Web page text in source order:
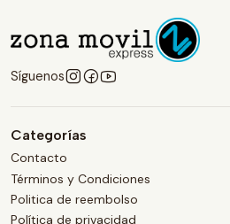
Síguenos
Categorías
Contacto
Términos y Condiciones
Politica de reembolso
Política de privacidad